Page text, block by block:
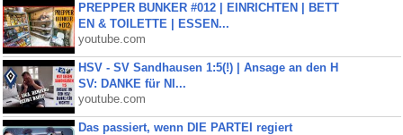
PREPPER BUNKER #012 | EINRICHTEN | BETT
EN & TOILETTE | ESSEN...
youtube.com
HSV - SV Sandhausen 1:5(!) | Ansage an den H
SV: DANKE für NI...
youtube.com
Das passiert, wenn DIE PARTEI regiert